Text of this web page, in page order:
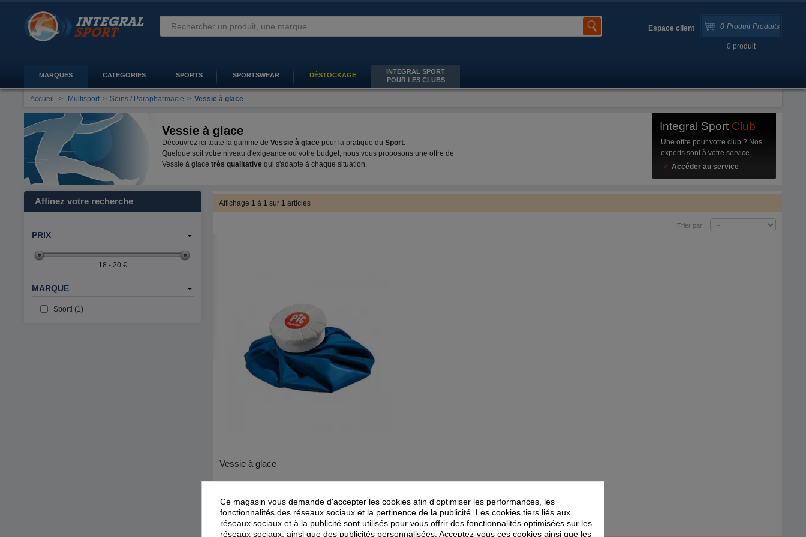
0 Produit Produits
0 produit
Espace client
MARQUES CATEGORIES SPORTS SPORTSWEAR DÉSTOCKAGE
INTEGRAL SPORT
POUR LES CLUBS
Accueil > Multisport > Soins / Parapharmacie > Vessie à glace
Vessie à glace
Découvrez ici toute la gamme deVessie à glace pour la pratique duSport.
Quelque soit votre niveau d'exigeance ou votre budget, nous vous proposons une offre de
Vessie à glacetrès qualitative qui s'adapte à chaque situation.
Integral Sport Club
Une offre pour votre club ? Nos
experts sont à votre service..
> Accéder au service
Affinez votre recherche
PRIX
18 - 20 €
MARQUE
Sporti (1)
Affichage1à1sur1articles
Trier par
Vessie à glace
18,90 €
1 avis
Ce magasin vous demande d'accepter les cookies afin d'optimiser les performances, les
fonctionnalités des réseaux sociaux et la pertinence de la publicité. Les cookies tiers liés aux
réseaux sociaux et à la publicité sont utilisés pour vous offrir des fonctionnalités optimisées sur les
réseaux sociaux, ainsi que des publicités personnalisées. Acceptez-vous ces cookies ainsi que les